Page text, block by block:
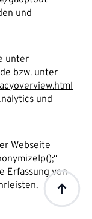
und
unter
bzw. unter
und
Webseite
Erfassung von